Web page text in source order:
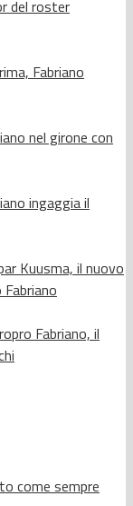
del roster
Fabriano
nel girone con
ingaggia il
Kuusma, il nuovo
Fabriano, il
come sempre